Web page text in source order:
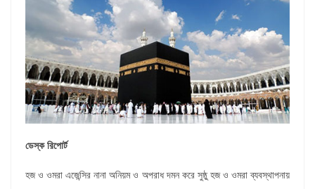
ডেস্ক রিপোর্ট
হজ ও ওমরা এজেন্সির নানা অনিয়ম ও অপরাধ দমন করে সুষ্ঠু হজ ও ওমরা ব্যবস্থাপনায়